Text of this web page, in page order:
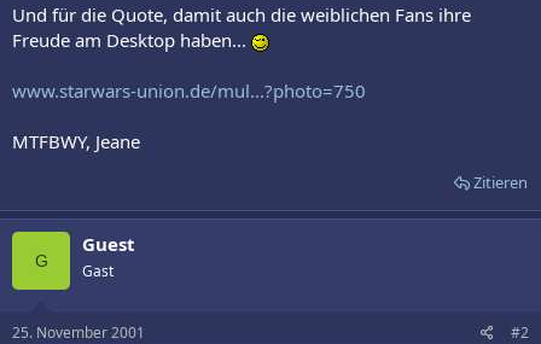
Und für die Quote, damit auch die weiblichen Fans ihre
Freude am Desktop haben...
www.starwars-union.de/mul...?photo=750
MTFBWY, Jeane
Zitieren
G
Guest
Gast
25. November 2001 #2